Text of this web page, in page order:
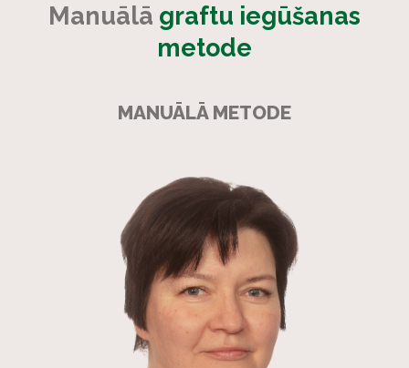
Manuālā graftu iegūšanas
metode
MANUĀLĀ METODE